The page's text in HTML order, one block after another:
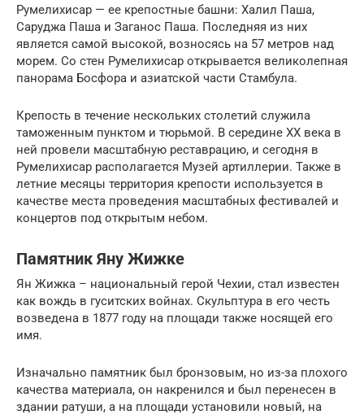
Румелихисар — ее крепостные башни: Халил Паша,
Саруджа Паша и Заганос Паша. Последняя из них
является самой высокой, возносясь на 57 метров над
морем. Со стен Румелихисар открывается великолепная
панорама Босфора и азиатской части Стамбула.
Крепость в течение нескольких столетий служила
таможенным пунктом и тюрьмой. В середине XX века в
ней провели масштабную реставрацию, и сегодня в
Румелихисар располагается Музей артиллерии. Также в
летние месяцы территория крепости используется в
качестве места проведения масштабных фестивалей и
концертов под открытым небом.
Памятник Яну Жижке
Ян Жижка – национальный герой Чехии, стал известен
как вождь в гуситских войнах. Скульптура в его честь
возведена в 1877 году на площади также носящей его
имя.
Изначально памятник был бронзовым, но из-за плохого
качества материала, он накренился и был перенесен в
здании ратуши, а на площади установили новый, на